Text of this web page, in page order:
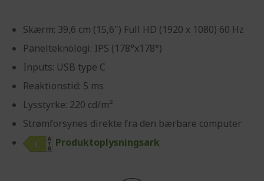
Skærm: 39,6 cm (15,6") Full HD (1920 x 1080) 60 Hz
Panelteknologi: IPS (178°x178°)
Inputs: USB type C
Reaktionstid: 5 ms
Lysstyrke: 220 cd/m²
Strømforsynes direkte fra den bærbare computer
Produktoplysningsark